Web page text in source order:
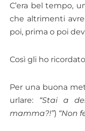
C’era bel tempo,
che altrimenti
poi, prima o poi
Così gli ho
Per una buona
urlare: “Stai a
mamma?!”) “Non